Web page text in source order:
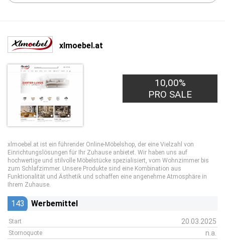
xlmoebel.at
10,00%
PRO SALE
xlmoebel.at ist ein führender Online-Möbelshop, der eine Vielzahl von
Einrichtungslösungen für Ihr Zuhause anbietet. Wir haben uns auf
hochwertige und stilvolle Möbelstücke spezialisiert, vom Wohnzimmer bis
zum Schlafzimmer. Unsere Produkte sind eine Kombination aus
Funktionalität und Ästhetik und schaffen eine angenehme Atmosphäre in
Ihrem Zuhause.
143 Werbemittel
Start 20.03.2025
Stornoquote n.a.